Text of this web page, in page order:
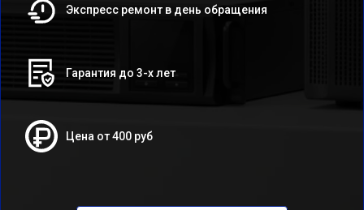
Экспресс ремонт в день обращения
Гарантия до 3-х лет
Цена от 400 руб